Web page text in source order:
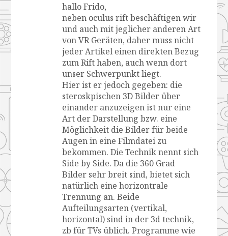
hallo Frido,
neben oculus rift beschäftigen wir
und auch mit jeglicher anderen Art
von VR Geräten, daher muss nicht
jeder Artikel einen direkten Bezug
zum Rift haben, auch wenn dort
unser Schwerpunkt liegt.
Hier ist er jedoch gegeben: die
steroskpischen 3D Bilder über
einander anzuzeigen ist nur eine
Art der Darstellung bzw. eine
Möglichkeit die Bilder für beide
Augen in eine Filmdatei zu
bekommen. Die Technik nennt sich
Side by Side. Da die 360 Grad
Bilder sehr breit sind, bietet sich
natürlich eine horizontrale
Trennung an. Beide
Aufteilungsarten (vertikal,
horizontal) sind in der 3d technik,
zb für TVs üblich. Programme wie